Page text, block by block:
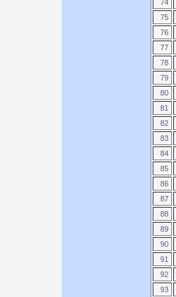
74
75
76
77
78
79
80
81
82
83
84
85
86
87
88
89
90
91
92
93